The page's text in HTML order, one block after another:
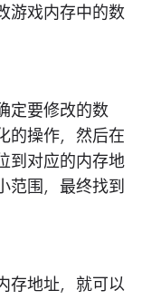
游戏内存中的数
定要修改的数
的操作，然后在
到对应的内存地
范围，最终找到
存地址，就可以